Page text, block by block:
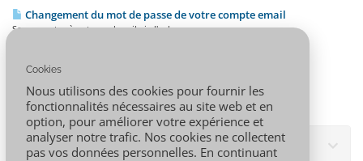
Changement du mot de passe de votre compte email
Se connecter à votre webmail via l'url
Sildipilv
Cookies
Nous utilisons des cookies pour fournir les
fonctionnalités nécessaires au site web et en
option, pour améliorer votre expérience et
analyser notre trafic. Nos cookies ne collectent
pas vos données personnelles. En continuant